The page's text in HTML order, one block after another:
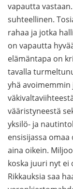
vapautta
suhteellinen.
rahaa ja jotka
on vapautta
elämäntapa on
tavalla
yhä
vääristyneestä
yksilö- ja
ensisijassa
aina oikein.
koska juuri nyt ei
Rikkauksia saa